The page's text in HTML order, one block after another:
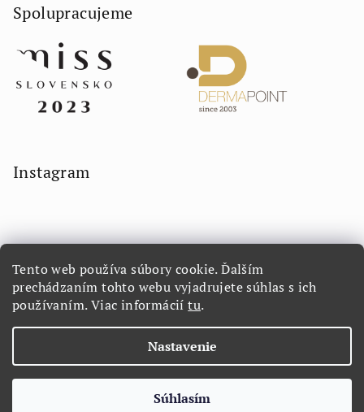
Tento web používa súbory cookie. Ďalším
prechádzaním tohto webu vyjadrujete súhlas s ich
používaním. Viac informáciítu.
Nastavenie
Súhlasím
Spolupracujeme
Instagram
Sledovať na Instagrame
Copyright 2026LORETTA.SK. Všetky práva vyhradené.